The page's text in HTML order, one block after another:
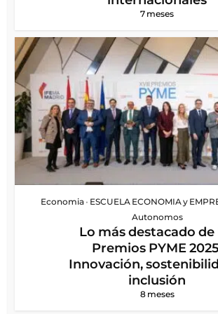
7 meses
Economia • ESCUELA ECONOMIA y
Autonomos
Lo más destacado de
Premios PYME
Innovación,
inclusión
8 meses